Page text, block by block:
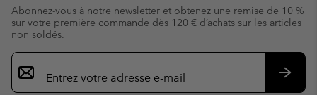
Abonnez-vous à notre newsletter et obtenez une remise de 10 %
sur votre première commande dès 120 € d’achats sur les articles
non soldés.
Inscription
par
e-